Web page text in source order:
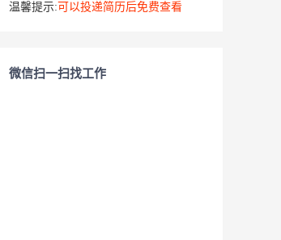
温馨提示: 可以投递简历后免费查看
微信扫一扫找工作